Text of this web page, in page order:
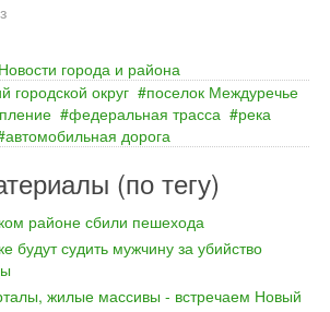
Новости города и района
городской округ
поселок Междуречье
федеральная трасса
река
автомобильная дорога
(по тегу)
районе сбили пешехода
будут судить мужчину за убийство
жилые массивы - встречаем Новый